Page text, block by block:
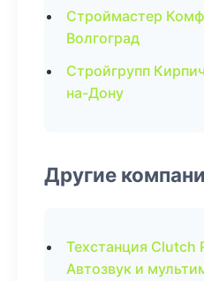
Строймастер
Волгоград
Стройгрупп
на-Дону
Другие
Техстанция Clutch
Автозвук и